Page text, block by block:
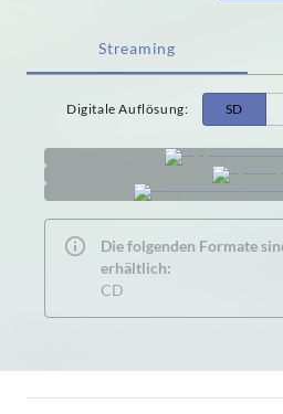
Streaming
Digitale Auflösung: SD
Die folgenden Formate
erhältlich:
CD